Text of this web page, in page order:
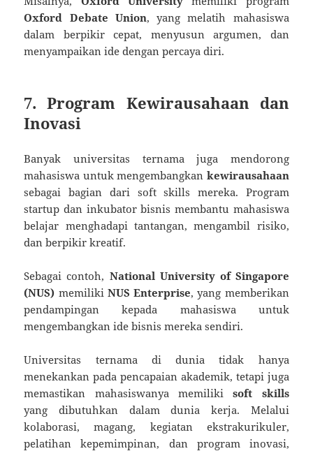
Oxford Debate Union, yang melatih mahasiswa
dalam berpikir cepat, menyusun argumen, dan
menyampaikan ide dengan percaya diri.
7. Program Kewirausahaan dan
Inovasi
Banyak universitas ternama juga mendorong
mahasiswa untuk mengembangkan kewirausahaan
sebagai bagian dari soft skills mereka. Program
startup dan inkubator bisnis membantu mahasiswa
belajar menghadapi tantangan, mengambil risiko,
dan berpikir kreatif.
Sebagai contoh, National University of Singapore
(NUS) memiliki NUS Enterprise, yang memberikan
pendampingan kepada mahasiswa untuk
mengembangkan ide bisnis mereka sendiri.
Universitas ternama di dunia tidak hanya
menekankan pada pencapaian akademik, tetapi juga
memastikan mahasiswanya memilikisoft skills
yang dibutuhkan dalam dunia kerja. Melalui
kolaborasi, magang, kegiatan ekstrakurikuler,
pelatihan kepemimpinan, dan program inovasi,